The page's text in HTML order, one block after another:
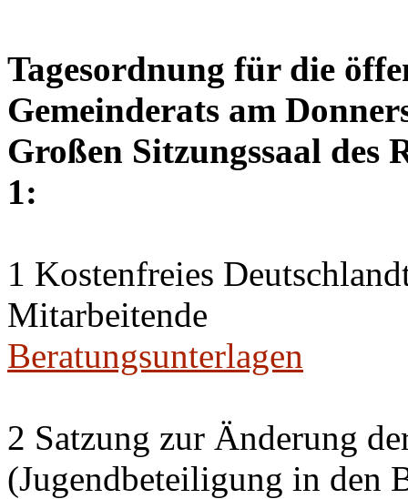
Tagesordnung für die
Gemeinderats am
Großen Sitzungssaal des
1:
1 Kostenfreies
Mitarbeitende
Beratungsunterlagen
2 Satzung zur Änderung
(Jugendbeteiligung in den